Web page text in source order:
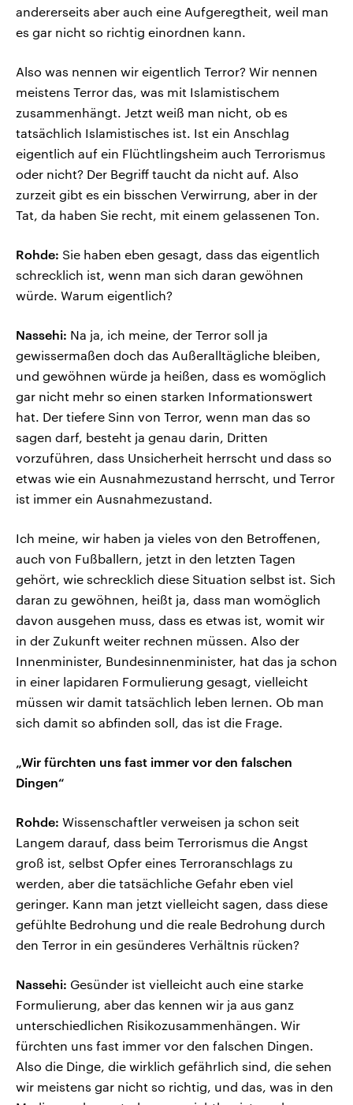
andererseits aber auch eine Aufgeregtheit, weil man
es gar nicht so richtig einordnen kann.
Also was nennen wir eigentlich Terror? Wir nennen
meistens Terror das, was mit Islamistischem
zusammenhängt. Jetzt weiß man nicht, ob es
tatsächlich Islamistisches ist. Ist ein Anschlag
eigentlich auf ein Flüchtlingsheim auch Terrorismus
oder nicht? Der Begriff taucht da nicht auf. Also
zurzeit gibt es ein bisschen Verwirrung, aber in der
Tat, da haben Sie recht, mit einem gelassenen Ton.
Rohde: Sie haben eben gesagt, dass das eigentlich
schrecklich ist, wenn man sich daran gewöhnen
würde. Warum eigentlich?
Nassehi: Na ja, ich meine, der Terror soll ja
gewissermaßen doch das Außeralltägliche bleiben,
und gewöhnen würde ja heißen, dass es womöglich
gar nicht mehr so einen starken Informationswert
hat. Der tiefere Sinn von Terror, wenn man das so
sagen darf, besteht ja genau darin, Dritten
vorzuführen, dass Unsicherheit herrscht und dass so
etwas wie ein Ausnahmezustand herrscht, und Terror
ist immer ein Ausnahmezustand.
Ich meine, wir haben ja vieles von den Betroffenen,
auch von Fußballern, jetzt in den letzten Tagen
gehört, wie schrecklich diese Situation selbst ist. Sich
daran zu gewöhnen, heißt ja, dass man womöglich
davon ausgehen muss, dass es etwas ist, womit wir
in der Zukunft weiter rechnen müssen. Also der
Innenminister, Bundesinnenminister, hat das ja schon
in einer lapidaren Formulierung gesagt, vielleicht
müssen wir damit tatsächlich leben lernen. Ob man
sich damit so abfinden soll, das ist die Frage.
„Wir fürchten uns fast immer vor den falschen
Dingen“
Rohde: Wissenschaftler verweisen ja schon seit
Langem darauf, dass beim Terrorismus die Angst
groß ist, selbst Opfer eines Terroranschlags zu
werden, aber die tatsächliche Gefahr eben viel
geringer. Kann man jetzt vielleicht sagen, dass diese
gefühlte Bedrohung und die reale Bedrohung durch
den Terror in ein gesünderes Verhältnis rücken?
Nassehi: Gesünder ist vielleicht auch eine starke
Formulierung, aber das kennen wir ja aus ganz
unterschiedlichen Risikozusammenhängen. Wir
fürchten uns fast immer vor den falschen Dingen.
Also die Dinge, die wirklich gefährlich sind, die sehen
wir meistens gar nicht so richtig, und das, was in den